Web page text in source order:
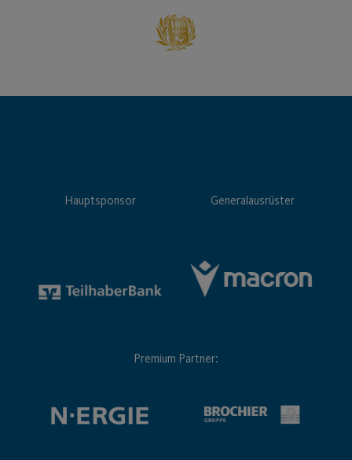
Hauptsponsor Generalausrüster
Premium Partner: